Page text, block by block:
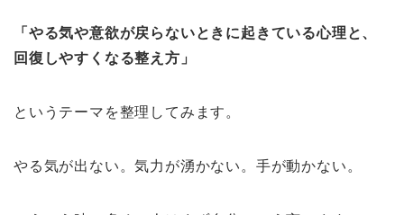
「やる気や意欲が戻らないときに起きている心理と、
回復しやすくなる整え方」
というテーマを整理してみます。
やる気が出ない。気力が湧かない。手が動かない。